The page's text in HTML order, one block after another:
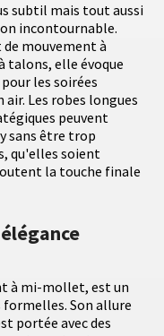
subtil mais tout aussi
incontournable.
de mouvement à
talons, elle évoque
les soirées
Les robes longues
peuvent
sans être trop
qu'elles soient
la touche finale
à mi-mollet, est un
Son allure
portée avec des